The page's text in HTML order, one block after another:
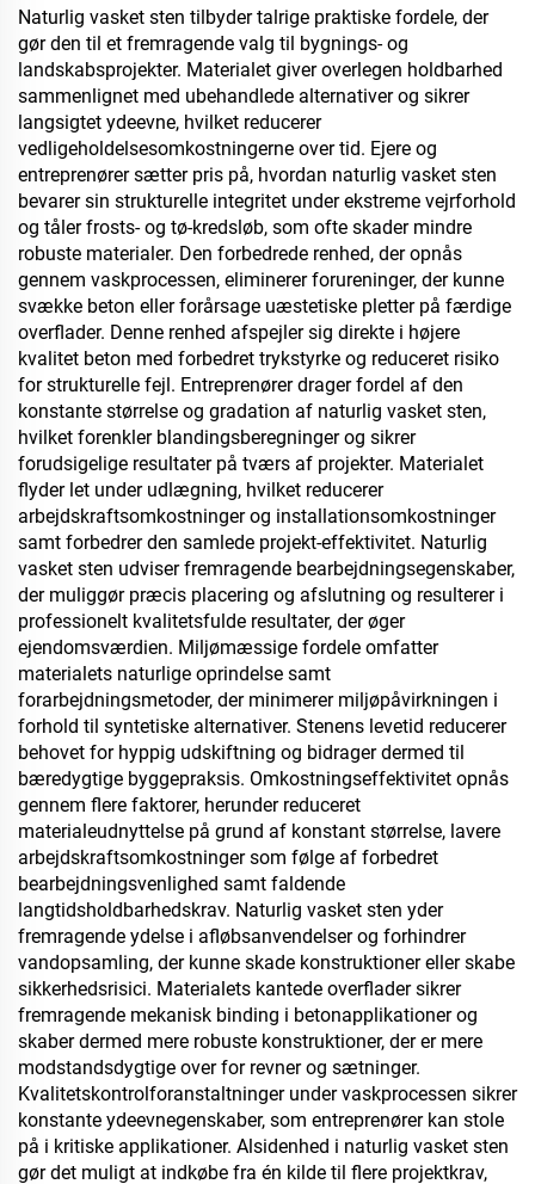
tag, solstue, ydervæg,
indvendig væg,
adskillelsesvæg,
soveværelse, mødelokale
og klasselokaler, KTV,
underjordisk garage,
underjordisk
hjemmecinema, undergro
Naturlig vasket sten tilbyder talrige praktiske fordele, der
gør den til et fremragende valg til bygnings- og
landskabsprojekter. Materialet giver overlegen holdbarhed
sammenlignet med ubehandlede alternativer og sikrer
langsigtet ydeevne, hvilket reducerer
vedligeholdelsesomkostningerne over tid. Ejere og
entreprenører sætter pris på, hvordan naturlig vasket sten
bevarer sin strukturelle integritet under ekstreme vejrforhold
og tåler frosts- og tø-kredsløb, som ofte skader mindre
robuste materialer. Den forbedrede renhed, der opnås
gennem vaskprocessen, eliminerer forureninger, der kunne
svække beton eller forårsage uæstetiske pletter på færdige
overflader. Denne renhed afspejler sig direkte i højere
kvalitet beton med forbedret trykstyrke og reduceret risiko
for strukturelle fejl. Entreprenører drager fordel af den
konstante størrelse og gradation af naturlig vasket sten,
hvilket forenkler blandingsberegninger og sikrer
forudsigelige resultater på tværs af projekter. Materialet
flyder let under udlægning, hvilket reducerer
arbejdskraftsomkostninger og installationsomkostninger
samt forbedrer den samlede projekt-effektivitet. Naturlig
vasket sten udviser fremragende bearbejdningsegenskaber,
der muliggør præcis placering og afslutning og resulterer i
professionelt kvalitetsfulde resultater, der øger
ejendomsværdien. Miljømæssige fordele omfatter
materialets naturlige oprindelse samt
forarbejdningsmetoder, der minimerer miljøpåvirkningen i
forhold til syntetiske alternativer. Stenens levetid reducerer
behovet for hyppig udskiftning og bidrager dermed til
bæredygtige byggepraksis. Omkostningseffektivitet opnås
gennem flere faktorer, herunder reduceret
materialeudnyttelse på grund af konstant størrelse, lavere
arbejdskraftsomkostninger som følge af forbedret
bearbejdningsvenlighed samt faldende
langtidsholdbarhedskrav. Naturlig vasket sten yder
fremragende ydelse i afløbsanvendelser og forhindrer
vandopsamling, der kunne skade konstruktioner eller skabe
sikkerhedsrisici. Materialets kantede overflader sikrer
fremragende mekanisk binding i betonapplikationer og
skaber dermed mere robuste konstruktioner, der er mere
modstandsdygtige over for revner og sætninger.
Kvalitetskontrolforanstaltninger under vaskprocessen sikrer
konstante ydeevnegenskaber, som entreprenører kan stole
på i kritiske applikationer. Alsidenhed i naturlig vasket sten
gør det muligt at indkøbe fra én kilde til flere projektkrav,